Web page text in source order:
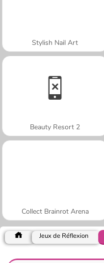
Stylish Nail Art
Beauty Resort 2
Collect Brainrot Arena
Jeux de Réflexion